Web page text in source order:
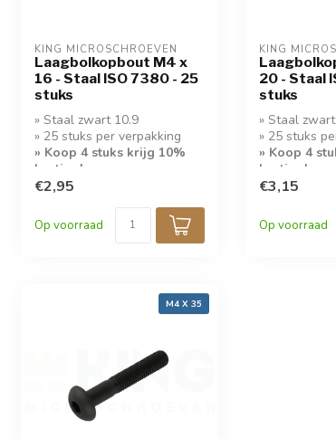
KING MICROSCHROEVEN
Laagbolkopbout M4 x
16 - Staal ISO 7380 - 25
stuks
» Staal zwart 10.9
» 25 stuks per verpakking
» Koop 4 stuks krijg 10%
korting!
€2,95
Op voorraad
KING
20 - Staal
stuks
» Staal
» 25 stuks
» Koop 4
korting!
€3,15
Op voorraad
M4 X 35